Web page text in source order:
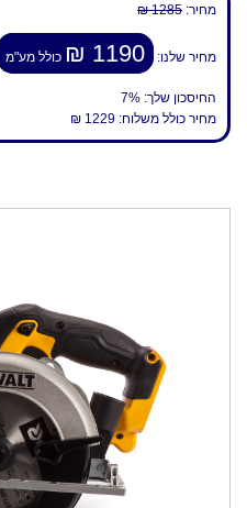
מחיר: 1285 ₪
מחיר שלנו: 1190 ₪ כולל מע"מ
החיסכון שלך: 7%
מחיר כולל משלוח: 1229 ₪